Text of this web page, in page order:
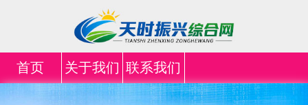
首页 关于我们 联系我们